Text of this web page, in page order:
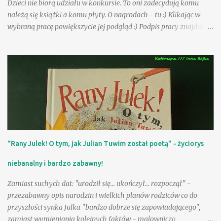
Dzieci nie biorą udziału w konkursie. To oni zadecydują komu
należą się książki a komu płyty. O nagrodach - tu :) Klikając w
wybraną pracę powiększycie jej podgląd :) Podpis pracy znajduje
___________________________________________________________
_______________ 1. Rysunek wykonała Amelka Kucharska lat 4.
Na rysunku bociany, krokusy,wiosenne kwiaty, jeżyk. Tak długo
leży śnieg u nas, że dziecko nadal zieloną choinkę kojarzy z
Bożym Narodzeniem , hehehe :)
___________________________________________________________
________________ 2. Narysowałam wiosnę, a dokładnie moją
działkę u babci i dziadka. Na rysunku jest moja mama i ja,
___________________________________________________________
___...
"Rany Julek! O tym, jak Julian Tuwim został poetą" - życiorys
niebanalny i bardzo zabawny!
Zamiast suchych dat: "urodził się... ukończył... rozpoczął" -
przezabawny opis narodzin i wielkich planów rodziców co do
przyszłości synka Julka "bardzo dobrze się zapowiadającego",
zamiast wymieniania kolejnych faktów - malowniczo